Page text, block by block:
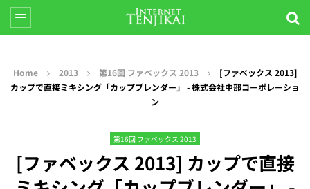
Home 2013 第16回 ファベックス 2013
[ファベックス 2013]
カップで直接ミキシング「カップブレンダー」 - 株式会社中部コーポレーショ
ン
第16回 ファベックス 2013
[ファベックス 2013] カップで直接